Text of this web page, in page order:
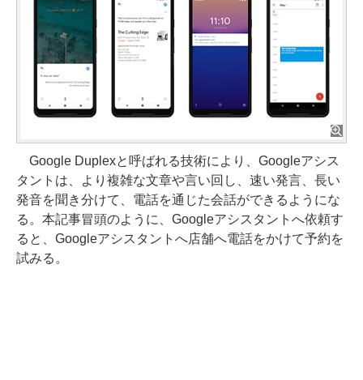
Google Duplexと呼ばれる技術により、Googleアシス
タントは、より複雑な文章や言い回し、速い発言、長い
発音を聞き分けて、電話を通じた会話ができるようにな
る。本記事冒頭のように、Googleアシスタントへ依頼す
ると、Googleアシスタントへ店舗へ電話をかけて予約を
試みる。